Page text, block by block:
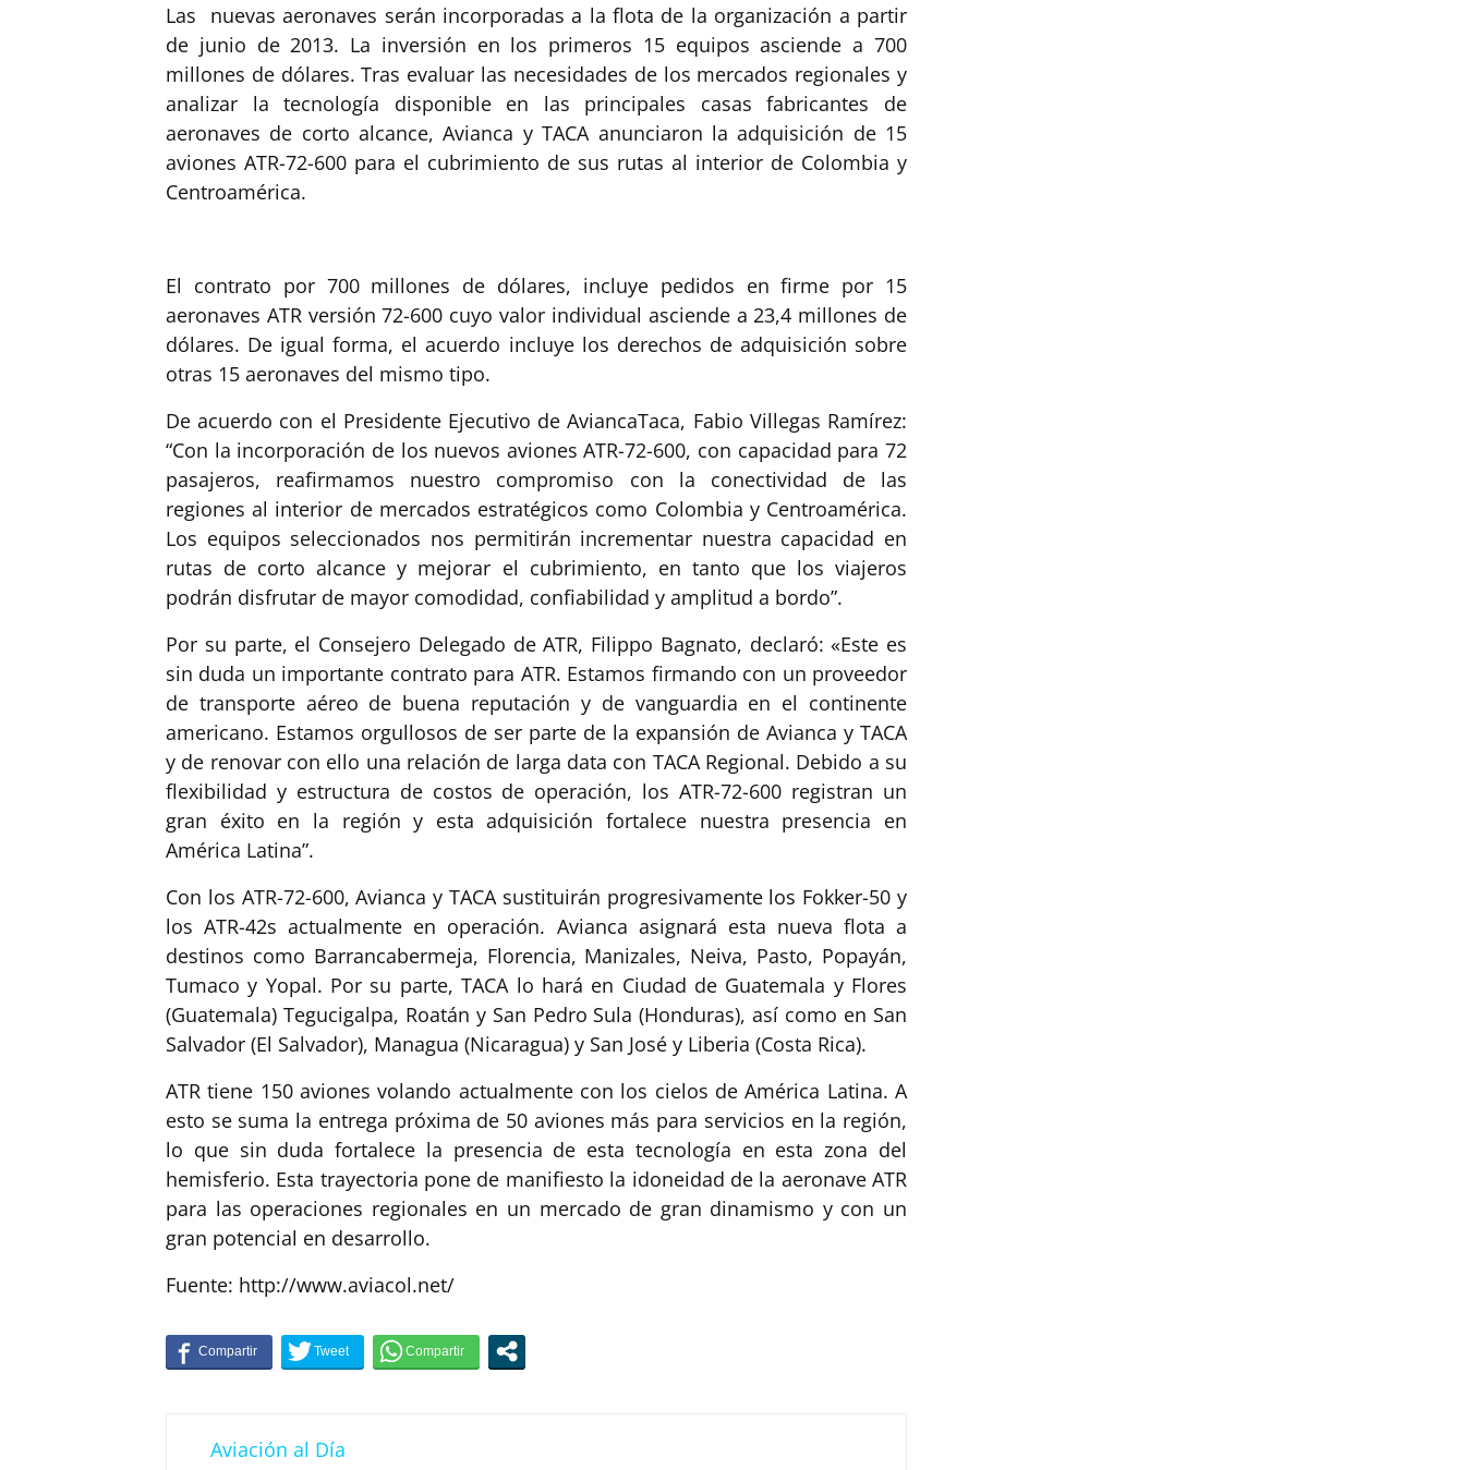
Las nuevas aeronaves serán incorporadas a la flota de la organización a partir
de junio de 2013. La inversión en los primeros 15 equipos asciende a 700
millones de dólares. Tras evaluar las necesidades de los mercados regionales y
analizar la tecnología disponible en las principales casas fabricantes de
aeronaves de corto alcance, Avianca y TACA anunciaron la adquisición de 15
aviones ATR-72-600 para el cubrimiento de sus rutas al interior de Colombia y
Centroamérica.
El contrato por 700 millones de dólares, incluye pedidos en firme por 15
aeronaves ATR versión 72-600 cuyo valor individual asciende a 23,4 millones de
dólares. De igual forma, el acuerdo incluye los derechos de adquisición sobre
otras 15 aeronaves del mismo tipo.
De acuerdo con el Presidente Ejecutivo de AviancaTaca, Fabio Villegas Ramírez:
“Con la incorporación de los nuevos aviones ATR-72-600, con capacidad para 72
pasajeros, reafirmamos nuestro compromiso con la conectividad de las
regiones al interior de mercados estratégicos como Colombia y Centroamérica.
Los equipos seleccionados nos permitirán incrementar nuestra capacidad en
rutas de corto alcance y mejorar el cubrimiento, en tanto que los viajeros
podrán disfrutar de mayor comodidad, confiabilidad y amplitud a bordo”.
Por su parte, el Consejero Delegado de ATR, Filippo Bagnato, declaró: «Este es
sin duda un importante contrato para ATR. Estamos firmando con un proveedor
de transporte aéreo de buena reputación y de vanguardia en el continente
americano. Estamos orgullosos de ser parte de la expansión de Avianca y TACA
y de renovar con ello una relación de larga data con TACA Regional. Debido a su
flexibilidad y estructura de costos de operación, los ATR-72-600 registran un
gran éxito en la región y esta adquisición fortalece nuestra presencia en
América Latina”.
Con los ATR-72-600, Avianca y TACA sustituirán progresivamente los Fokker-50 y
los ATR-42s actualmente en operación. Avianca asignará esta nueva flota a
destinos como Barrancabermeja, Florencia, Manizales, Neiva, Pasto, Popayán,
Tumaco y Yopal. Por su parte, TACA lo hará en Ciudad de Guatemala y Flores
(Guatemala) Tegucigalpa, Roatán y San Pedro Sula (Honduras), así como en San
Salvador (El Salvador), Managua (Nicaragua) y San José y Liberia (Costa Rica).
ATR tiene 150 aviones volando actualmente con los cielos de América Latina. A
esto se suma la entrega próxima de 50 aviones más para servicios en la región,
lo que sin duda fortalece la presencia de esta tecnología en esta zona del
hemisferio. Esta trayectoria pone de manifiesto la idoneidad de la aeronave ATR
para las operaciones regionales en un mercado de gran dinamismo y con un
gran potencial en desarrollo.
Fuente: http://www.aviacol.net/
Aviación al Día